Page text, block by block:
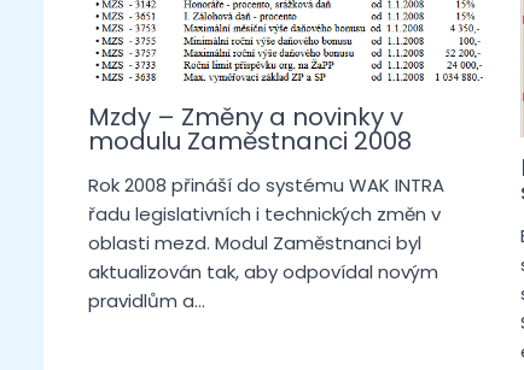
Mzdy – Změny a novinky v
modulu Zaměstnanci 2008
Rok 2008 přináší do systému WAK INTRA
řadu legislativních i technických změn v
oblasti mezd. Modul Zaměstnanci byl
aktualizován tak, aby odpovídal novým
pravidlům a…